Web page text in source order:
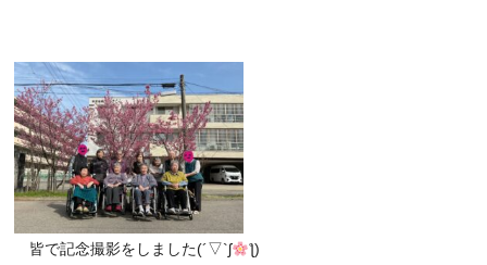
皆で記念撮影をしました(´▽`ʃ ƪ)